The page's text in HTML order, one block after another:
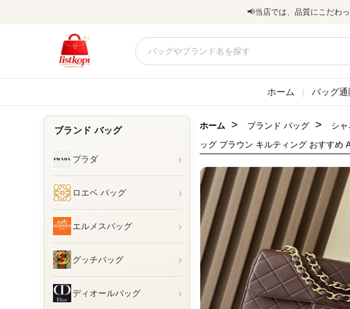
📢当店では、品質にこだわ
ホーム | バッグ通
ブランド バッグ
プラダ ›
ロエベ バッグ ›
エルメスバッグ ›
グッチバッグ ›
ディオールバッグ ›
ホーム > ブランド バッグ > シ
ッグ ブラウン キルティング おすすめ